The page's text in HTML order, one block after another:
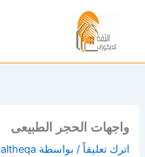
المحتوى
واجهات الحجر الطبيعى
اترك تعليقاً / بواسطة altheqa